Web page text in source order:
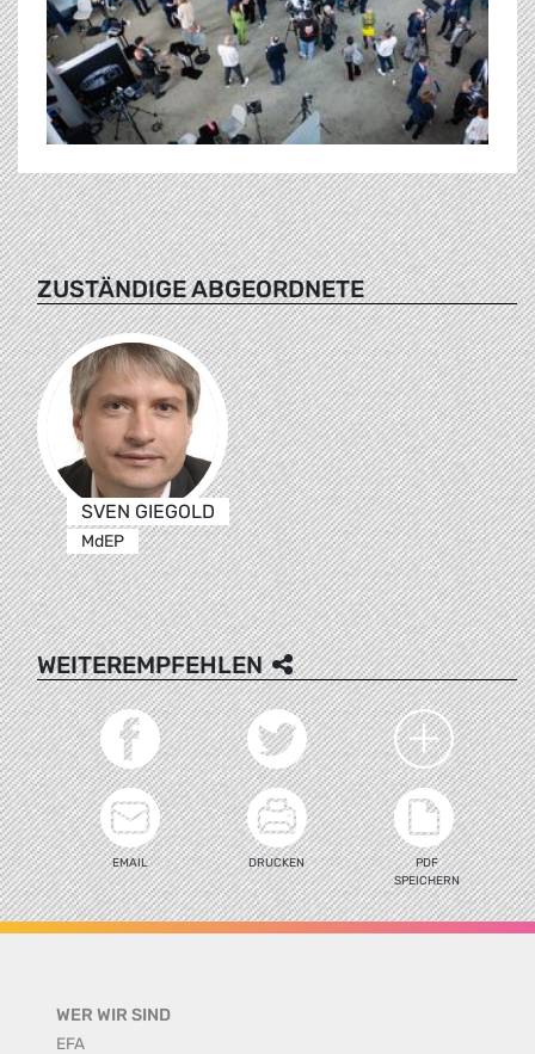
ZUSTÄNDIGE ABGEORDNETE
SVEN GIEGOLD
MdEP
WEITEREMPFEHLEN
EMAIL DRUCKEN
PDF
SPEICHERN
WER WIR SIND
EFA